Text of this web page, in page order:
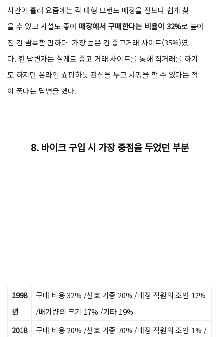
시간이 흘러 요즘에는 각 대형 브랜드 매장을 전보다 쉽게 찾
을 수 있고 시설도 좋아 매장에서 구매한다는 비율이 32%로 높아
진 건 괄목할 만하다. 가장 높은 건 중고거래 사이트(35%)였
다. 한 답변자는 실제로 중고 거래 사이트를 통해 직거래를 하기
도 하지만 온라인 쇼핑하듯 관심을 두고 서핑을 할 수 있다는 점
이 좋다는 답변을 했다.
8. 바이크 구입 시 가장 중점을 두었던 부분
1998
년
구매 비용 32% /선호 기종 20% /매장 직원의 조언 12%
/배기량의 크기 17% /기타 19%
2018
구매 비용 20% /선호 기종 70% /매장 직원의 조언 1% /